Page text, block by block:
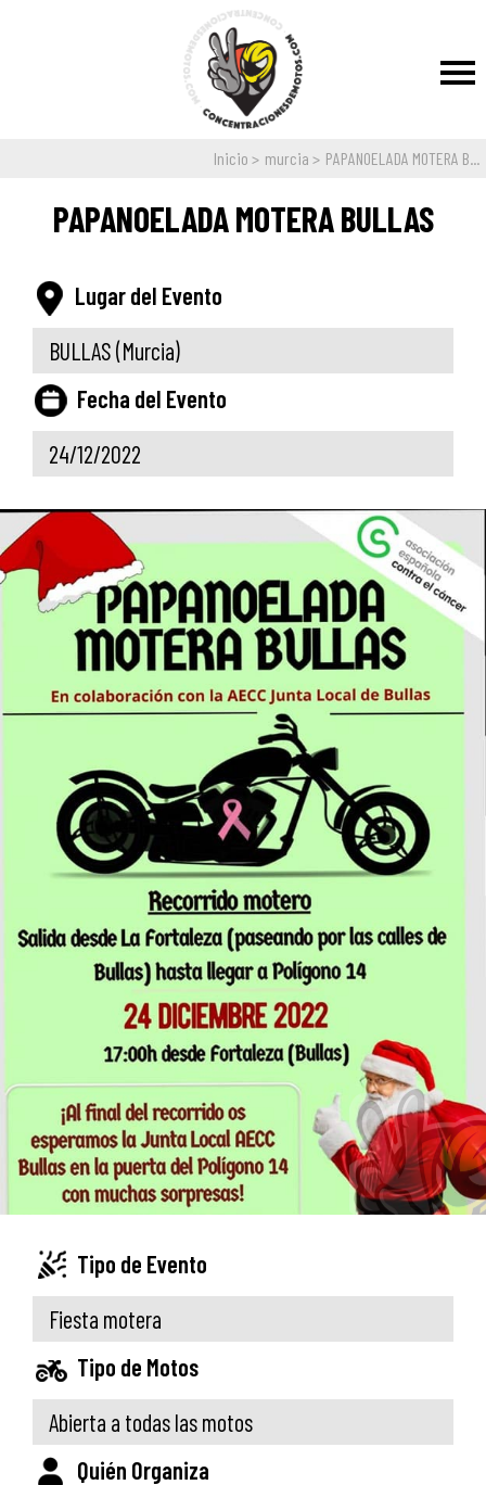
Inicio murcia PAPANOELADA MOTERA B...
PAPANOELADA MOTERA BULLAS
Lugar del Evento
BULLAS(Murcia)
Fecha del Evento
24/12/2022
Tipo de Evento
Fiesta motera
Tipo de Motos
Abierta a todas las motos
Quién Organiza